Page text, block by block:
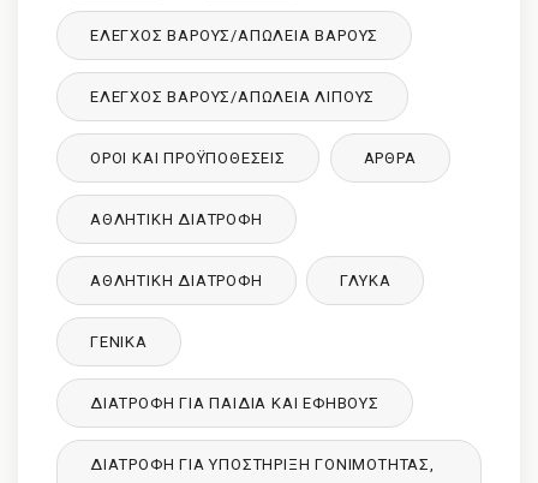
ΈΛΕΓΧΟΣ ΒΆΡΟΥΣ/ΑΠΏΛΕΙΑ ΒΆΡΟΥΣ
ΈΛΕΓΧΟΣ ΒΆΡΟΥΣ/ΑΠΏΛΕΙΑ ΛΊΠΟΥΣ
ΌΡΟΙ ΚΑΙ ΠΡΟΫΠΟΘΈΣΕΙΣ ΑΡΘΡΑ
ΑΘΛΗΤΙΚΉ ΔΙΑΤΡΟΦΉ
ΑΘΛΗΤΙΚΉ ΔΙΑΤΡΟΦΉ ΓΛΥΚΑ
ΓΕΝΙΚΆ
ΔΙΑΤΡΟΦΉ ΓΙΑ ΠΑΙΔΙΆ ΚΑΙ ΕΦΉΒΟΥΣ
ΔΙΑΤΡΟΦΉ ΓΙΑ ΥΠΟΣΤΉΡΙΞΗ ΓΟΝΙΜΌΤΗΤΑΣ,